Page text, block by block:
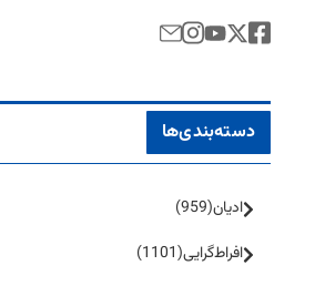
دسته‌بندی‌ها
ادیان(959)
افراط‌گرایی(1101)